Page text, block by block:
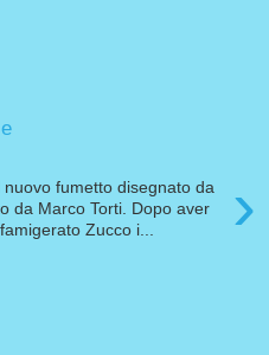
›
fumetto disegnato da
da Marco Torti. Dopo aver
Zucco i...